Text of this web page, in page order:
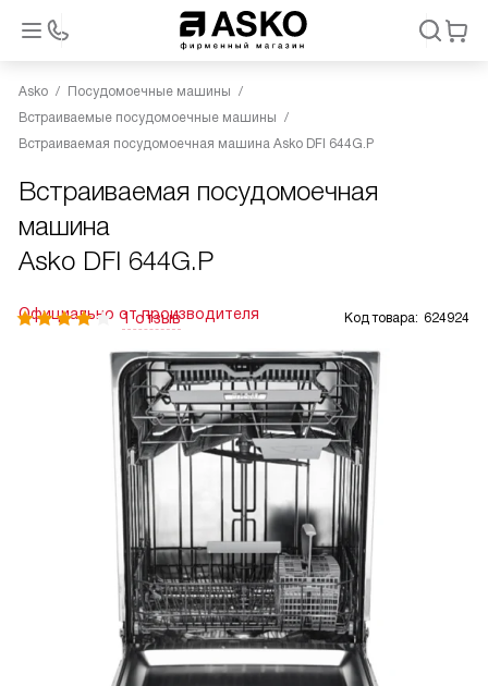
Asko
Посудомоечные машины
Встраиваемые посудомоечные машины
Встраиваемая посудомоечная машина Asko DFI 644G.P
Встраиваемая посудомоечная
машина
Asko DFI 644G.P
Официально от производителя
1 отзыв Код товара: 624924